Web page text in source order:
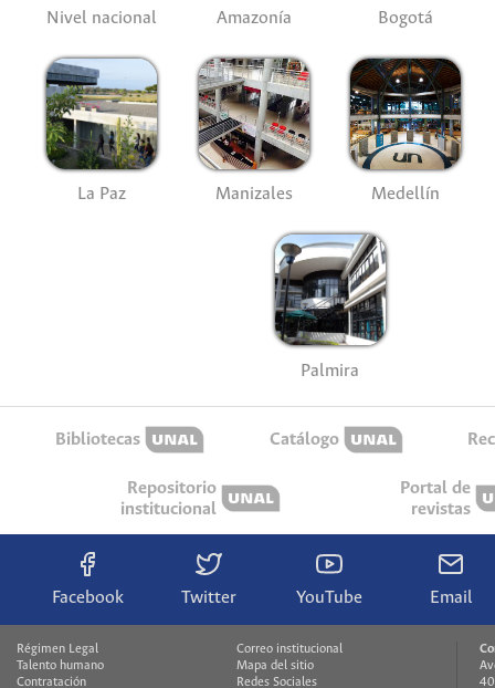
Nivel nacional Amazonía Bogotá
La Paz Manizales Medellín
Palmira
Bibliotecas Catálogo
Repositorio
institucional
Portal de
revistas
Facebook Twitter YouTube Email
Régimen Legal
Talento humano
Contratación
Correo institucional
Mapa del sitio
Redes Sociales